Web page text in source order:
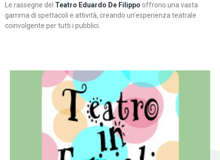
Le rassegne del Teatro Eduardo De Filippo offrono una vasta
gamma di spettacoli e attività, creando un’esperienza teatrale
coinvolgente per tutti i pubblici.
Teatro In Famiglia è una rassegna di teatro concepita
per far condividere e godere del teatro all’intera
famiglia.
Continua